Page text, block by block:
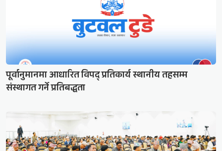
पूर्वानुमानमा आधारित विपद् प्रतिकार्य स्थानीय तहसम्म
संस्थागत गर्ने प्रतिबद्धता